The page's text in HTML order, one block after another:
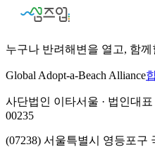
누구나 반려해변을 열고, 함
Global Adopt-a-Beach Alliance
사단법인 이타서울 · 법인대
00235
(07238) 서울특별시 영등포구